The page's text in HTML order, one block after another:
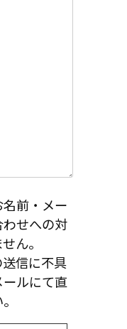
名前・メー
せへの対
ん。
送信に不具
ルにて直